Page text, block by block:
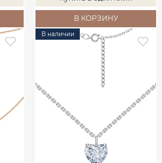
В КОРЗИНУ
В наличии